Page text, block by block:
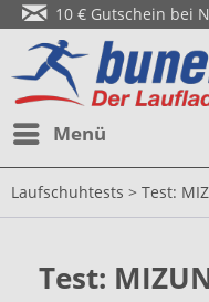
10 € Gutschein bei
Menü
Laufschuhtests > Test:
Test: